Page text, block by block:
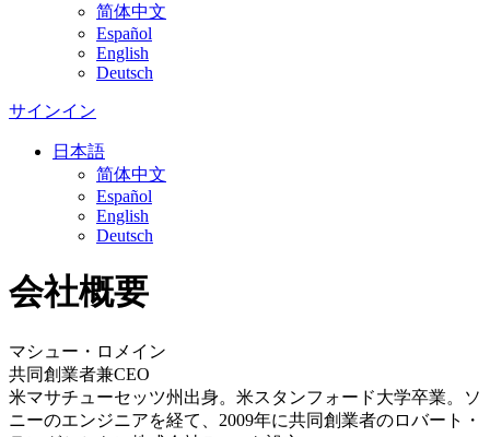
简体中文
Español
English
Deutsch
サインイン
日本語
简体中文
Español
English
Deutsch
会社概要
マシュー・ロメイン
共同創業者兼CEO
米マサチューセッツ州出身。米スタンフォード大学卒業。ソ
ニーのエンジニアを経て、2009年に共同創業者のロバート・